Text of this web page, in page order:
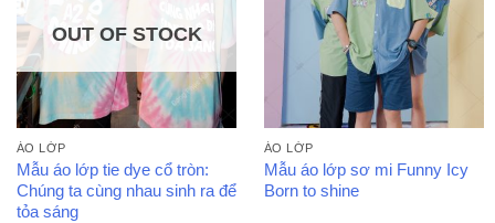
OUT OF STOCK
ÁO LỚP
Mẫu áo lớp tie dye cổ tròn:
Chúng ta cùng nhau sinh ra để
tỏa sáng
ÁO LỚP
Mẫu áo lớp sơ mi Funny Icy
Born to shine